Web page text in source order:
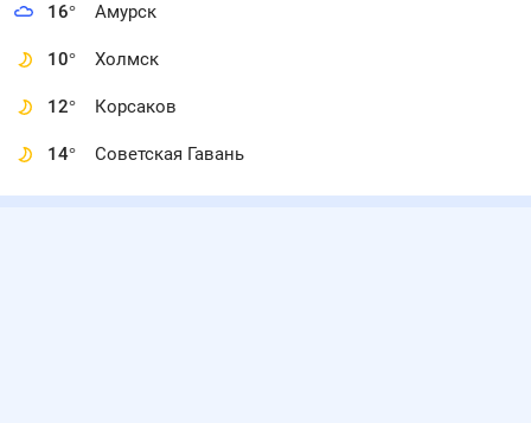
16° Амурск
10° Холмск
12° Корсаков
14° Советская Гавань